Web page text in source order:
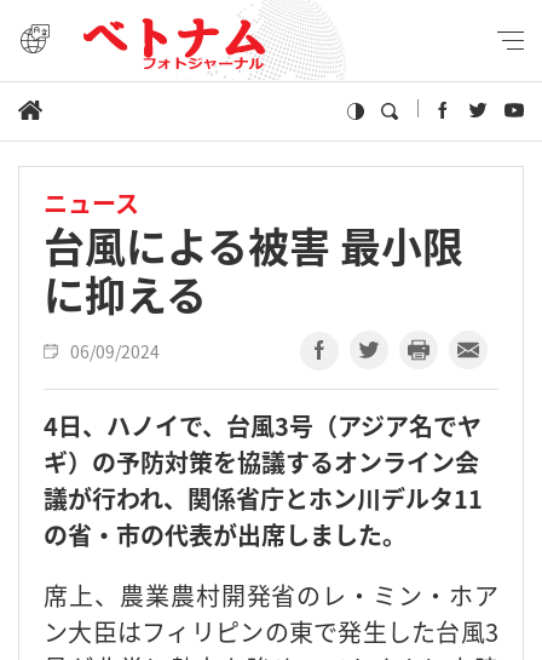
ニュース
台風による被害 最小限
に抑える
06/09/2024
4日、ハノイで、台風3号（アジア名でヤ
ギ）の予防対策を協議するオンライン会
議が行われ、関係省庁とホン川デルタ11
の省・市の代表が出席しました。
席上、農業農村開発省のレ・ミン・ホア
ン大臣はフィリピンの東で発生した台風3